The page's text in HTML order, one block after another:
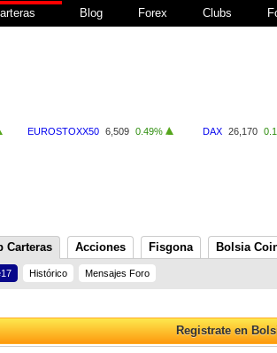
Blog Forex Clubs
EUROSTOXX50 6,509 0.49% DAX 26,170
Carteras Acciones Fisgona Bolsia
Histórico Mensajes Foro